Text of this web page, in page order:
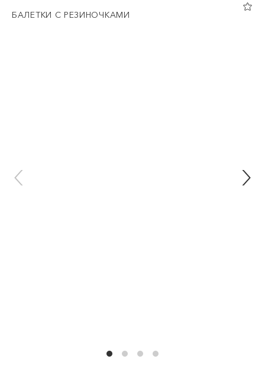
БАЛЕТКИ С РЕЗИНОЧКАМИ